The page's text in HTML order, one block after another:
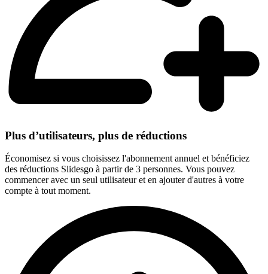
Plus d’utilisateurs, plus de réductions
Économisez si vous choisissez l'abonnement annuel et bénéficiez
des réductions Slidesgo à partir de 3 personnes. Vous pouvez
commencer avec un seul utilisateur et en ajouter d'autres à votre
compte à tout moment.